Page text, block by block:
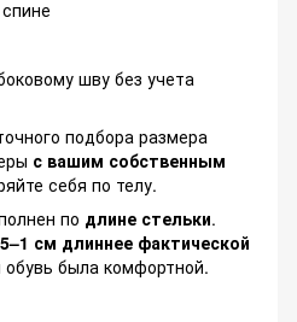
шву без учета
подбора размера
с вашим собственным
себя по телу.
по длине стельки.
см длиннее фактической
обувь была комфортной.